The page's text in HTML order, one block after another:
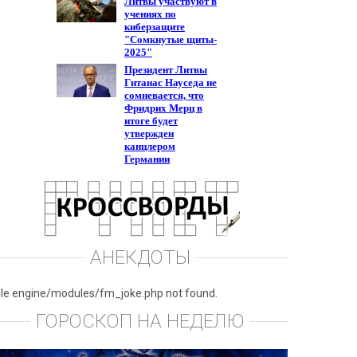
АНЕКДОТЫ
engine/modules/fm_joke.php not found.
ГОРОСКОП НА НЕДЕЛЮ